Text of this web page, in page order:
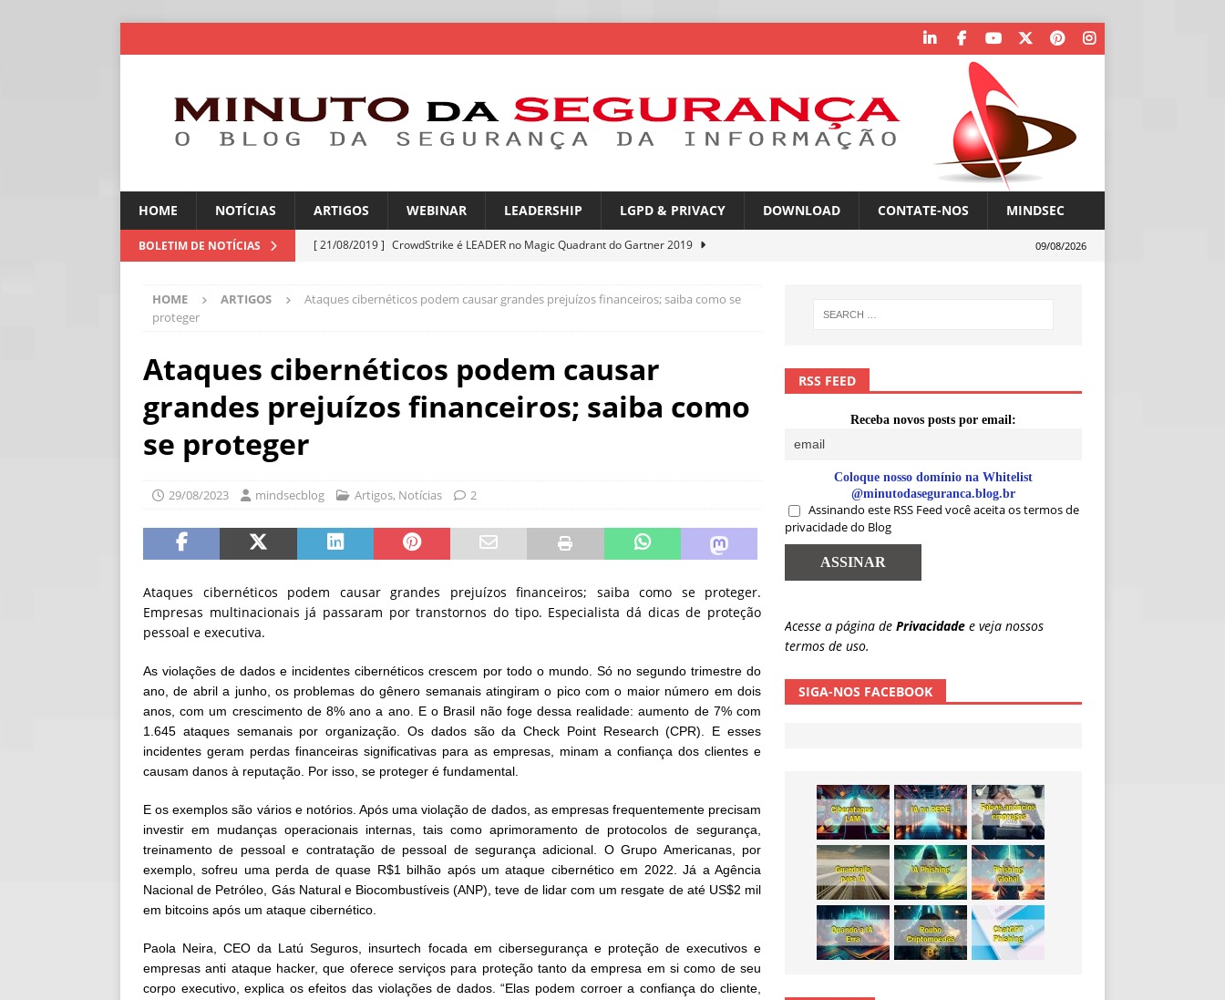
HOME NOTÍCIAS ARTIGOS WEBINAR LEADERSHIP LGPD & PRIVACY DOWNLOAD CONTATE-NOS MINDSEC
BOLETIM DE NOTÍCIAS [ 21/08/2019 ] CrowdStrike é LEADER no Magic Quadrant do Gartner 2019
[ 06/08/2026 ] América Latina é a segunda região mais exposta a ciberameaças
[ 06/08/2026 ] IA amplia desafio de segurança e governança nas redes corporativas
NOTÍCIAS
[ 06/08/2026 ]
Sem guardrails, a autonomia da IA se torna um risco
09/08/2026
HOME ARTIGOS
Ataques cibernéticos podem causar grandes prejuízos financeiros; saiba como se
proteger
Ataques cibernéticos podem causar
grandes prejuízos financeiros; saiba como
se proteger
29/08/2023 mindsecblog Artigos, Notícias 2
Ataques cibernéticos podem causar grandes prejuízos financeiros; saiba como se proteger.
Empresas multinacionais já passaram por transtornos do tipo. Especialista dá dicas de proteção
pessoal e executiva.
As violações de dados e incidentes cibernéticos crescem por todo o mundo. Só no segundo trimestre do
ano, de abril a junho, os problemas do gênero semanais atingiram o pico com o maior número em dois
anos, com um crescimento de 8% ano a ano. E o Brasil não foge dessa realidade: aumento de 7% com
1.645 ataques semanais por organização. Os dados são da Check Point Research (CPR). E esses
incidentes geram perdas financeiras significativas para as empresas, minam a confiança dos clientes e
causam danos à reputação. Por isso, se proteger é fundamental.
E os exemplos são vários e notórios. Após uma violação de dados, as empresas frequentemente precisam
investir em mudanças operacionais internas, tais como aprimoramento de protocolos de segurança,
treinamento de pessoal e contratação de pessoal de segurança adicional. O Grupo Americanas, por
exemplo, sofreu uma perda de quase R$1 bilhão após um ataque cibernético em 2022. Já a Agência
Nacional de Petróleo, Gás Natural e Biocombustíveis (ANP), teve de lidar com um resgate de até US$2 mil
em bitcoins após um ataque cibernético.
Paola Neira, CEO da Latú Seguros, insurtech focada em cibersegurança e proteção de executivos e
empresas anti ataque hacker, que oferece serviços para proteção tanto da empresa em si como de seu
corpo executivo, explica os efeitos das violações de dados. “Elas podem corroer a confiança do cliente,
RSS FEED
Receba novos posts por email:
Coloque nosso domínio na Whitelist
@minutodaseguranca.blog.br
Assinando este RSS Feed você aceita os termos de
privacidade do Blog
Acesse a página de Privacidade e veja nossos
termos de uso.
SIGA-NOS FACEBOOK